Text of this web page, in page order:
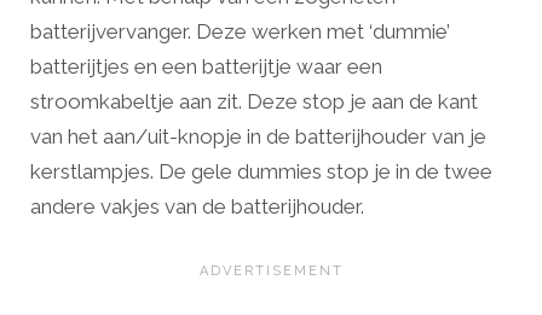
batterijvervanger. Deze werken met ‘dummie’
batterijtjes en een batterijtje waar een
stroomkabeltje aan zit. Deze stop je aan de kant
van het aan/uit-knopje in de batterijhouder van je
kerstlampjes. De gele dummies stop je in de twee
andere vakjes van de batterijhouder.